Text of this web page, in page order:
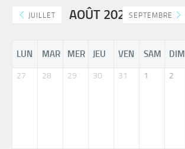
JUILLET AOÛT 2026SEPTEMBRE
LUN MAR MER JEU VEN SAM DIM
27 28 29 30 31 1 2